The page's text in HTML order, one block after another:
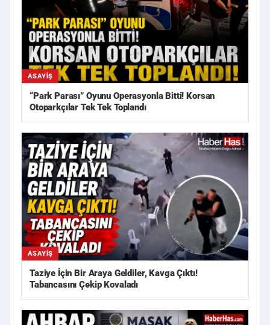
ASAYIŞ
“Park Parası” Oyunu Operasyonla Bitti! Korsan
Otoparkçılar Tek Tek Toplandı
ASAYIŞ
Taziye İçin Bir Araya Geldiler, Kavga Çıktı!
Tabancasını Çekip Kovaladı